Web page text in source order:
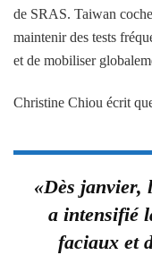
de SRAS. Taiwan
maintenir des tests
et de mobiliser
Christine Chiou écrit
«Dès janvier,
a intensifié
faciaux et